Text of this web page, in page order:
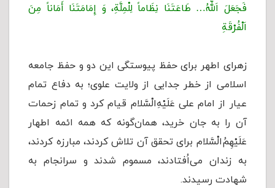
فَجَعَلَ اَللَّهُ… طَاعَتَنَا نِظَاماً لِلْمِلَّةِ، وَ إِمَامَتَنَا أَمَاناً مِنَ
اَلْفُرْقَةِ
زهرای اطهر برای حفظ پیوستگی این دو و حفظ جامعه
اسلامی از خطر جدایی از ولایت علوی؛ به دفاع تمام
عیار از امام علی عَلَيْهِ‌الْسَّلام قیام کرد و تمام زحمات
آن را به جان خرید، همان‌گونه که همه ائمه اطهار
عَلَيْهِمُ‌الْسَّلام برای تحقق آن تلاش کردند، مبارزه کردند،
به زندان می‌اُفتادند، مسموم ‌شدند و سرانجام به
شهادت ‌رسیدند.